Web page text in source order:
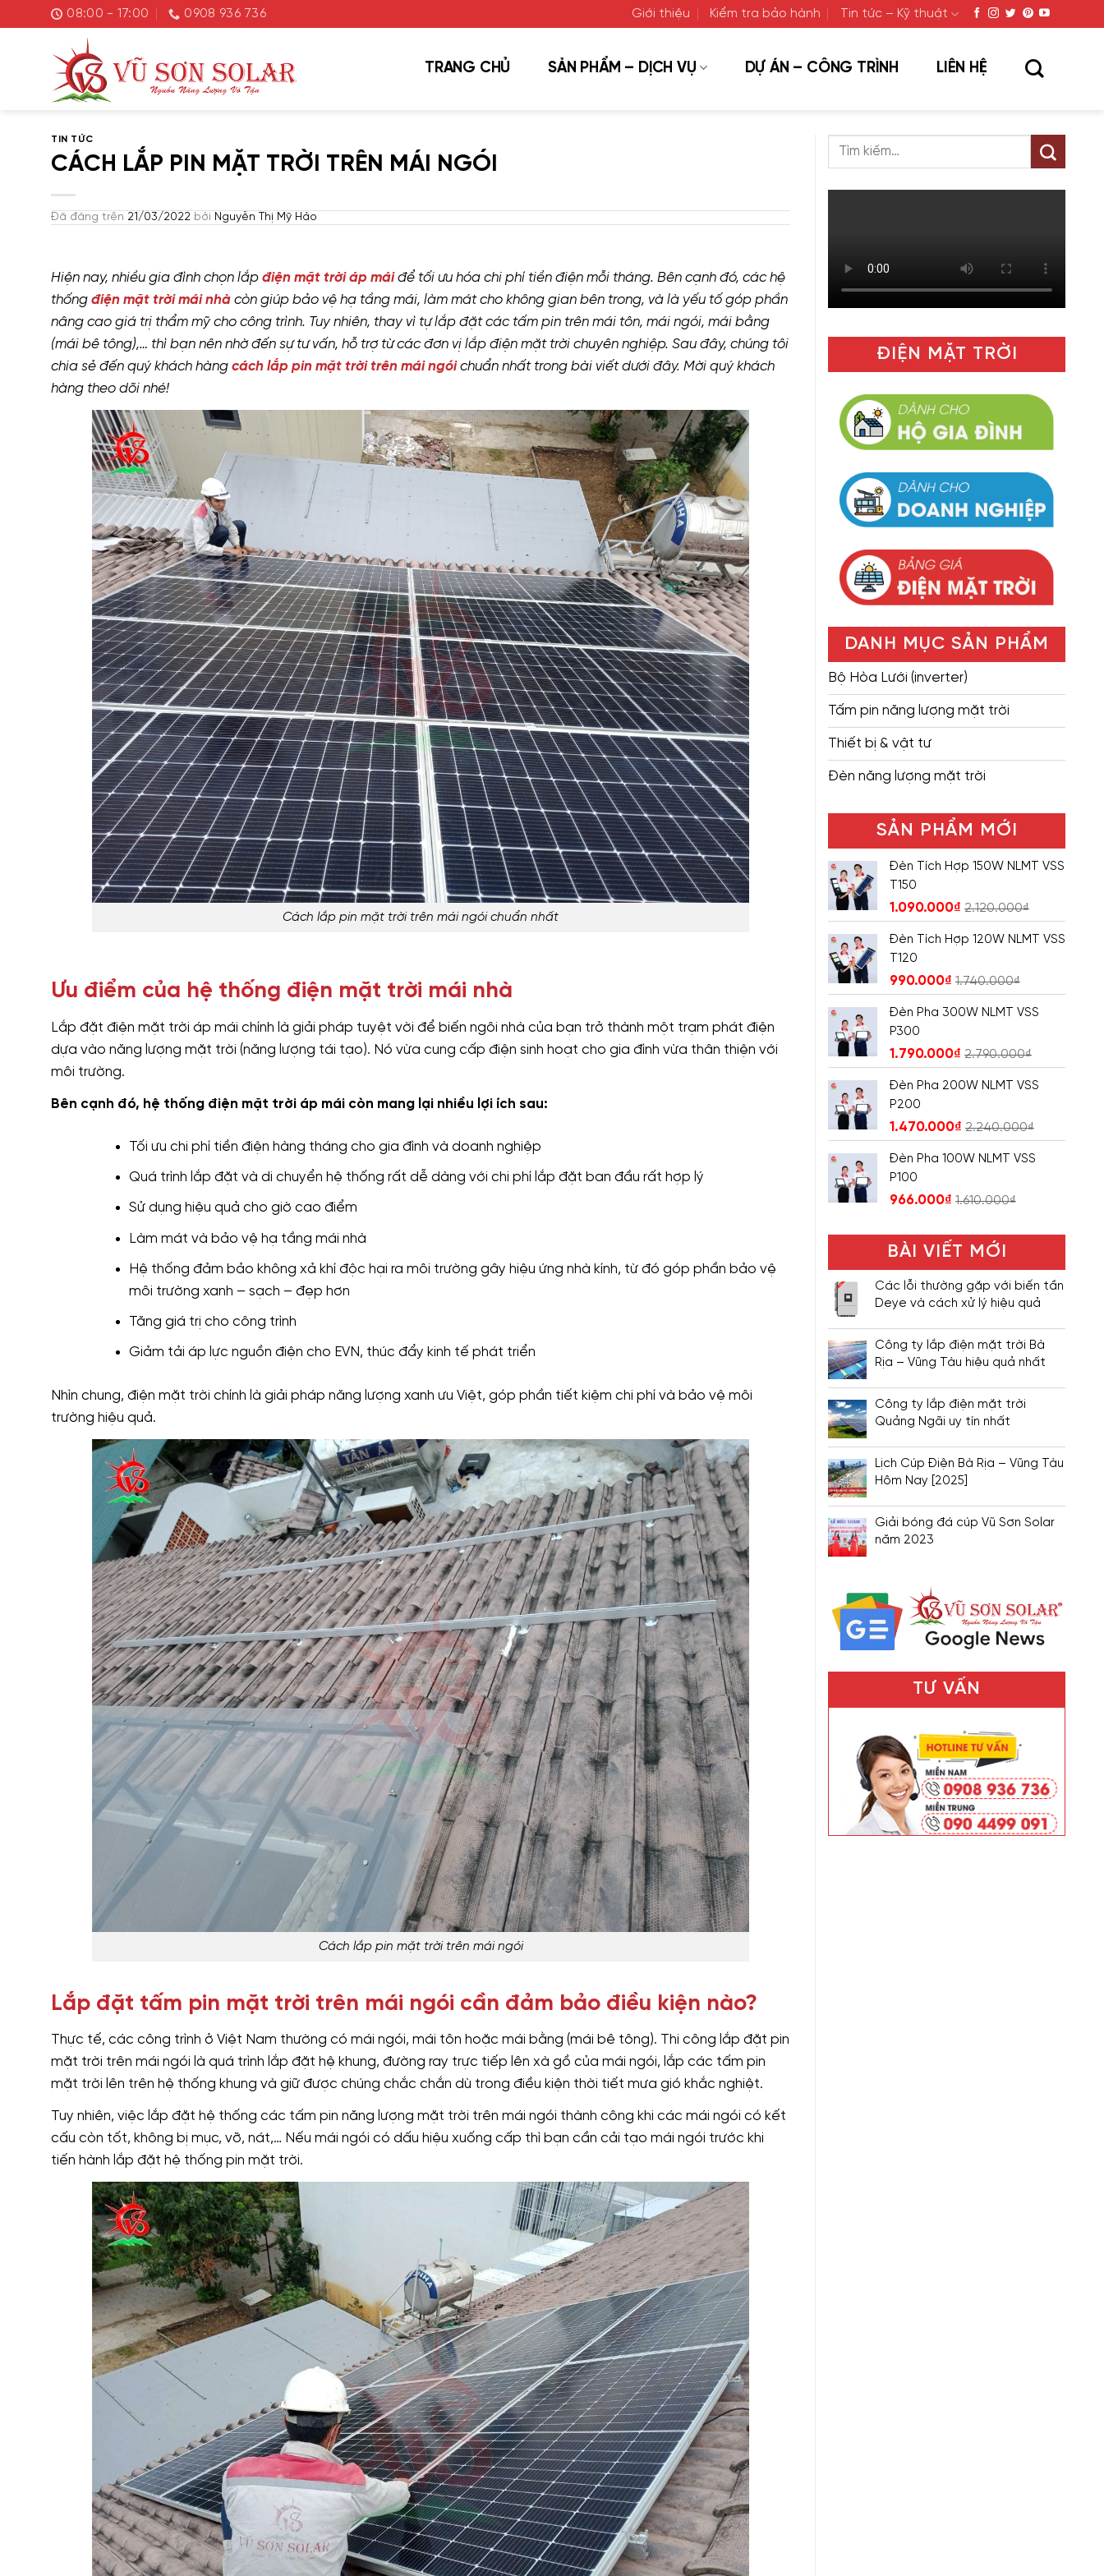
đến
08:00 - 17:00 0908 936 736 Giới thiệu Kiểm tra bảo hành Tin tức – Kỹ thuật
TRANG CHỦ SẢN PHẨM – DỊCH VỤ DỰ ÁN – CÔNG TRÌNH LIÊN HỆ
TIN TỨC
CÁCH LẮP PIN MẶT TRỜI TRÊN MÁI NGÓI
Đã đăng trên 21/03/2022 bởi Nguyễn Thị Mỹ Hảo
Hiện nay, nhiều gia đình chọn lắp điện mặt trời áp máiđể tối ưu hóa chi phí tiền điện mỗi tháng. Bên cạnh đó, các hệ
thống điện mặt trời mái nhà còn giúp bảo vệ hạ tầng mái, làm mát cho không gian bên trong, và là yếu tố góp phần
nâng cao giá trị thẩm mỹ cho công trình. Tuy nhiên, thay vì tự lắp đặt các tấm pin trên mái tôn, mái ngói, mái bằng
(mái bê tông),… thì bạn nên nhờ đến sự tư vấn, hỗ trợ từ các đơn vị lắp điện mặt trời chuyên nghiệp. Sau đây, chúng tôi
chia sẻ đến quý khách hàng cách lắp pin mặt trời trên mái ngóichuẩn nhất trong bài viết dưới đây. Mời quý khách
hàng theo dõi nhé!
Cách lắp pin mặt trời trên mái ngói chuẩn nhất
Ưu điểm của hệ thống điện mặt trời mái nhà
Lắp đặt điện mặt trời áp mái chính là giải pháp tuyệt vời để biến ngôi nhà của bạn trở thành một trạm phát điện
dựa vào năng lượng mặt trời (năng lượng tái tạo). Nó vừa cung cấp điện sinh hoạt cho gia đình vừa thân thiện với
môi trường.
Bên cạnh đó, hệ thống điện mặt trời áp mái còn mang lại nhiều lợi ích sau:
Tối ưu chi phí tiền điện hàng tháng cho gia đình và doanh nghiệp
Quá trình lắp đặt và di chuyển hệ thống rất dễ dàng với chi phí lắp đặt ban đầu rất hợp lý
Sử dụng hiệu quả cho giờ cao điểm
Làm mát và bảo vệ hạ tầng mái nhà
Hệ thống đảm bảo không xả khí độc hại ra môi trường gây hiệu ứng nhà kính, từ đó góp phần bảo vệ
môi trường xanh – sạch – đẹp hơn
Tăng giá trị cho công trình
Giảm tải áp lực nguồn điện cho EVN, thúc đẩy kinh tế phát triển
Nhìn chung, điện mặt trời chính là giải pháp năng lượng xanh ưu Việt, góp phần tiết kiệm chi phí và bảo vệ môi
trường hiệu quả.
Cách lắp pin mặt trời trên mái ngói
Lắp đặt tấm pin mặt trời trên mái ngói cần đảm bảo điều kiện nào?
Thực tế, các công trình ở Việt Nam thường có mái ngói, mái tôn hoặc mái bằng (mái bê tông). Thi công lắp đặt pin
mặt trời trên mái ngói là quá trình lắp đặt hệ khung, đường ray trực tiếp lên xà gồ của mái ngói, lắp các tấm pin
mặt trời lên trên hệ thống khung và giữ được chúng chắc chắn dù trong điều kiện thời tiết mưa gió khắc nghiệt.
Tuy nhiên, việc lắp đặt hệ thống các tấm pin năng lượng mặt trời trên mái ngói thành công khi các mái ngói có kết
cấu còn tốt, không bị mục, vỡ, nát,… Nếu mái ngói có dấu hiệu xuống cấp thì bạn cần cải tạo mái ngói trước khi
tiến hành lắp đặt hệ thống pin mặt trời.
ĐIỆN MẶT TRỜI
DANH MỤC SẢN PHẨM
Bộ Hòa Lưới (inverter)
Tấm pin năng lượng mặt trời
Thiết bị & vật tư
Đèn năng lượng mặt trời
SẢN PHẨM MỚI
Đèn Tích Hợp 150W NLMT VSS
T150
1.090.000₫ 2.120.000₫
Đèn Tích Hợp 120W NLMT VSS
T120
990.000₫ 1.740.000₫
Đèn Pha 300W NLMT VSS
P300
1.790.000₫ 2.790.000₫
Đèn Pha 200W NLMT VSS
P200
1.470.000₫ 2.240.000₫
Đèn Pha 100W NLMT VSS
P100
966.000₫ 1.610.000₫
BÀI VIẾT MỚI
Các lỗi thường gặp với biến tần
Deye và cách xử lý hiệu quả
Công ty lắp điện mặt trời Bà
Rịa – Vũng Tàu hiệu quả nhất
Công ty lắp điện mặt trời
Quảng Ngãi uy tín nhất
Lịch Cúp Điện Bà Rịa – Vũng Tàu
Hôm Nay [2025]
Giải bóng đá cúp Vũ Sơn Solar
năm 2023
TƯ VẤN